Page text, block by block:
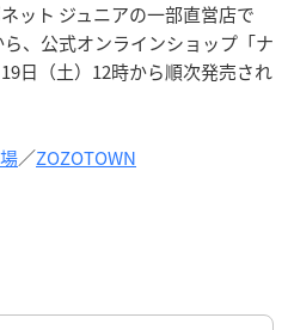
ット ジュニアの一部直営店で
、公式オンラインショップ「ナ
日（土）12時から順次発売され
／ZOZOTOWN